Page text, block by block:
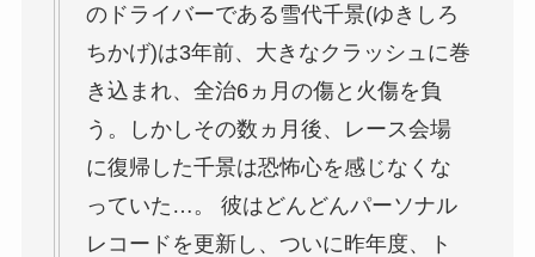
のドライバーである雪代千景(ゆきしろ
ちかげ)は3年前、大きなクラッシュに巻
き込まれ、全治6ヵ月の傷と火傷を負
う。しかしその数ヵ月後、レース会場
に復帰した千景は恐怖心を感じなくな
っていた…。 彼はどんどんパーソナル
レコードを更新し、ついに昨年度、ト